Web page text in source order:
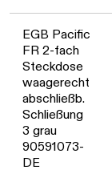
EGB Pacific
FR 2-fach
Steckdose
waagerecht
abschließb.
Schließung
3 grau
90591073-
DE